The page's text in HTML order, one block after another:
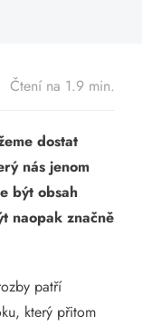
Čtení na 1.9 min.
dostat
nás jenom
být obsah
naopak značně
patří
který přitom